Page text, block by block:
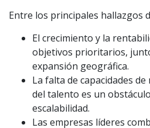
Entre los principales hallazgos
El crecimiento y la
objetivos prioritarios,
expansión geográfica.
La falta de capacidades
del talento es un
escalabilidad.
Las empresas líderes